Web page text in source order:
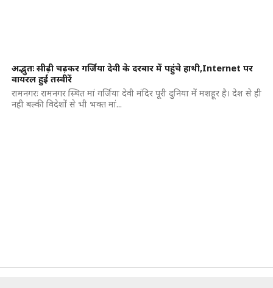
अद्भुतः सीढ़ी चढ़कर गर्जिया देवी के दरबार में पहुंचे हाथी,Internet पर
वायरल हुई तस्वीरें
रामनगरः रामनगर स्थित मां गर्जिया देवी मंदिर पूरी दुनिया में मशहूर है। देश से ही
नही बल्की विदेशों से भी भक्त मां...